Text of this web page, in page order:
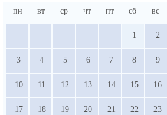
пн вт ср чт пт сб вс
1 2
3 4 5 6 7 8 9
10 11 12 13 14 15 16
17 18 19 20 21 22 23